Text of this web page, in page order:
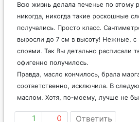
Всю жизнь делала печенье по этому
никогда, никогда такие роскошные
получались. Просто класс.
выросли до 7 см в высоту! Нежные, с
слоями. Так Вы детально расписали
офигенно получилось.
Правда, масло кончилось, брала
соответственно, исключила. В
маслом. Хотя, по-моему, лучше не
1 0 Ответить